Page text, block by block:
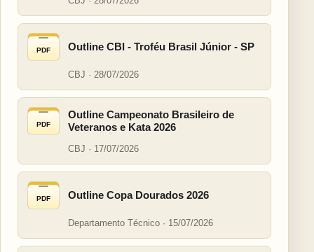
PDF Outline CBI - Troféu Brasil Júnior - SP
CBJ · 28/07/2026
PDF
Outline Campeonato Brasileiro de
Veteranos e Kata 2026
CBJ · 17/07/2026
PDF Outline Copa Dourados 2026
Departamento Técnico · 15/07/2026